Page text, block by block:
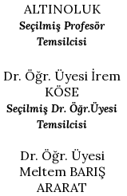
ALTINOLUK
Seçilmiş Profesör
Temsilcisi
Dr. Öğr. Üyesi İrem
KÖSE
Seçilmiş Dr. Öğr.Üyesi
Temsilcisi
Dr. Öğr. Üyesi
Meltem BARIŞ
ARARAT